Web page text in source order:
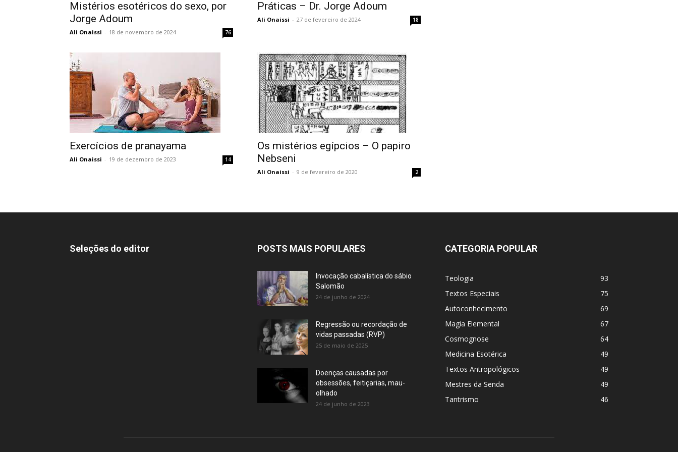
Mistérios esotéricos do sexo, por
Jorge Adoum
Ali Onaissi - 18 de novembro de 2024 76
Práticas – Dr. Jorge Adoum
Ali Onaissi - 27 de fevereiro de 2024 18
Exercícios de pranayama
Ali Onaissi - 19 de dezembro de 2023 14
Os mistérios egípcios – O papiro
Nebseni
Ali Onaissi - 9 de fevereiro de 2020 2
Seleções do editor POSTS MAIS POPULARES
Invocação cabalística do sábio
Salomão
24 de junho de 2024
Regressão ou recordação de
vidas passadas (RVP)
25 de maio de 2025
Doenças causadas por
obsessões, feitiçarias, mau-
olhado
24 de junho de 2023
CATEGORIA POPULAR
Teologia
93
Textos Especiais
75
Autoconhecimento
69
Magia Elemental
67
Cosmognose
64
Medicina Esotérica
49
Textos Antropológicos
49
Mestres da Senda
49
Tantrismo
46